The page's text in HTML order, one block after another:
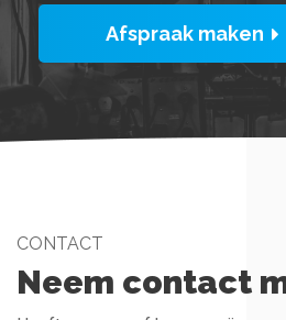
Afspraak maken
CONTACT
Neem contact